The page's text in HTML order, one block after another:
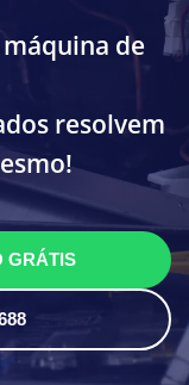
de
resolvem
GRÁTIS